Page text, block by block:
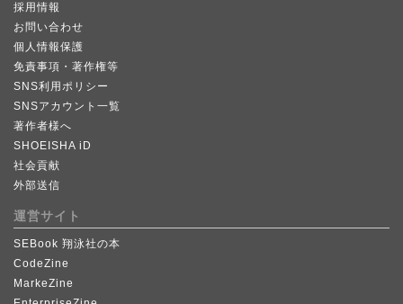
採用情報
お問い合わせ
個人情報保護
免責事項・著作権等
SNS利用ポリシー
SNSアカウント一覧
著作者様へ
SHOEISHA iD
社会貢献
外部送信
運営サイト
SEBook 翔泳社の本
CodeZine
MarkeZine